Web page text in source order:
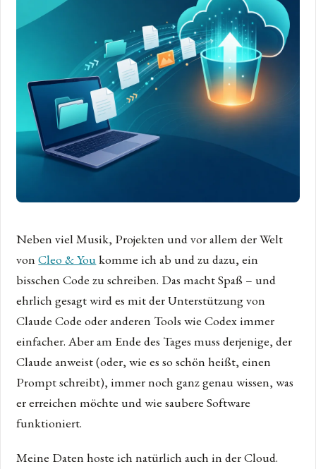
Neben viel Musik, Projekten und vor allem der Welt
vonCleo & Youkomme ich ab und zu dazu, ein
bisschen Code zu schreiben. Das macht Spaß – und
ehrlich gesagt wird es mit der Unterstützung von
Claude Code oder anderen Tools wie Codex immer
einfacher. Aber am Ende des Tages muss derjenige, der
Claude anweist (oder, wie es so schön heißt, einen
Prompt schreibt), immer noch ganz genau wissen, was
er erreichen möchte und wie saubere Software
funktioniert.
Meine Daten hoste ich natürlich auch in der Cloud.